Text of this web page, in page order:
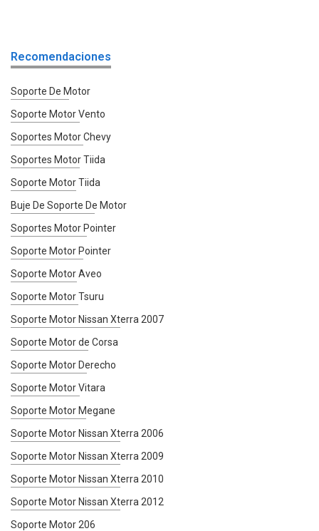
Recomendaciones
Soporte De Motor
Soporte Motor Vento
Soportes Motor Chevy
Soportes Motor Tiida
Soporte Motor Tiida
Buje De Soporte De Motor
Soportes Motor Pointer
Soporte Motor Pointer
Soporte Motor Aveo
Soporte Motor Tsuru
Soporte Motor Nissan Xterra 2007
Soporte Motor de Corsa
Soporte Motor Derecho
Soporte Motor Vitara
Soporte Motor Megane
Soporte Motor Nissan Xterra 2006
Soporte Motor Nissan Xterra 2009
Soporte Motor Nissan Xterra 2010
Soporte Motor Nissan Xterra 2012
Soporte Motor 206